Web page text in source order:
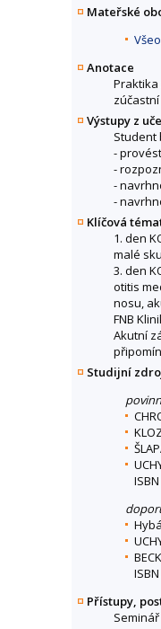
Mateřské
Anotace
Výstupy z
Student
-
-
-
-
Klíčová
1. den
malé
3. den
otitis
nosu,
FNB
Akutní
Studijní
Přístupy,